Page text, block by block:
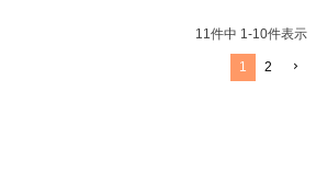
11件中 1-10件表示
1 2